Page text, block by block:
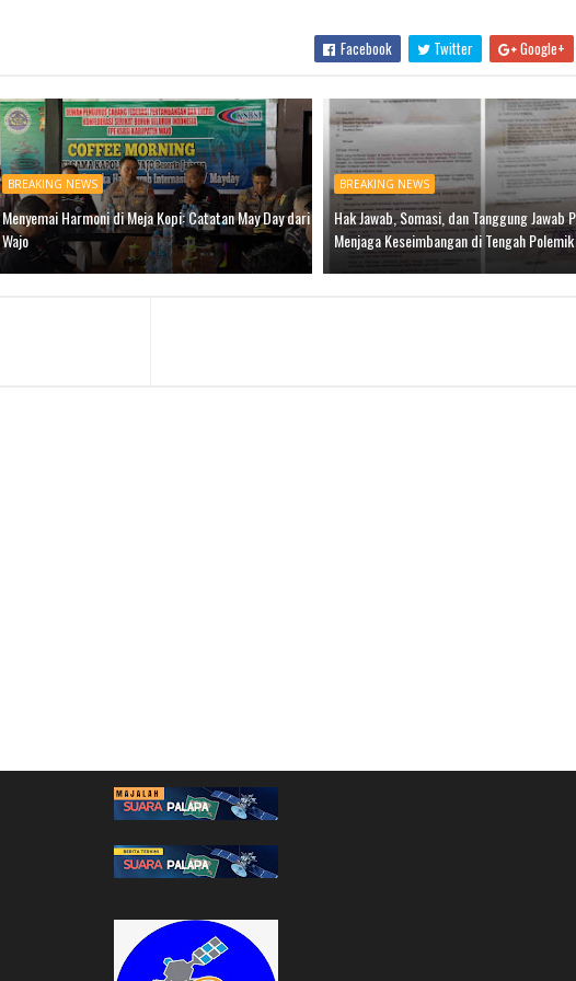
Facebook Twitter Google+
BREAKING NEWS
Menyemai Harmoni di Meja Kopi: Catatan May Day dari
Wajo
BREAKING NEWS
Hak Jawab, Somasi, dan Tanggung Jawab
Menjaga Keseimbangan di Tengah Polemik